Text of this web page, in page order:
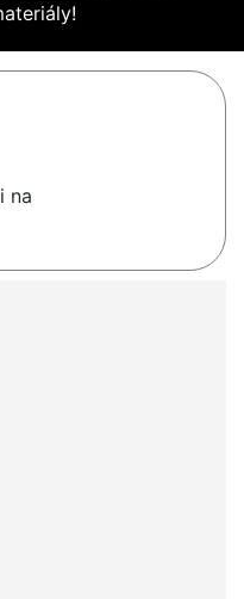
na